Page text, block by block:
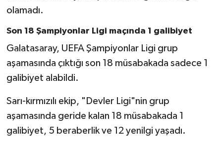
olamadı.
Son 18 Şampiyonlar Ligi maçında 1 galibiyet
Galatasaray, UEFA Şampiyonlar Ligi grup
aşamasında çıktığı son 18 müsabakada sadece 1
galibiyet alabildi.
Sarı-kırmızılı ekip, "Devler Ligi"nin grup
aşamasında geride kalan 18 müsabakada 1
galibiyet, 5 beraberlik ve 12 yenilgi yaşadı.